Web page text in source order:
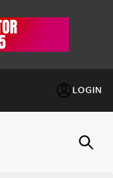
LOGIN
FACTOR